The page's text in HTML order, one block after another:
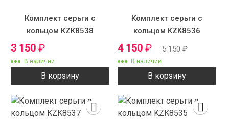
Комплект серьги с
кольцом KZK8538
3 150 ₽
В наличии
В корзину
Комплект серьги с
кольцом KZK8536
4 150 ₽ 5 150₽
В наличии
В корзину